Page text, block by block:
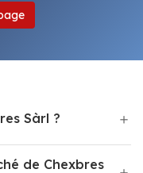
Sàrl ?
de Chexbres